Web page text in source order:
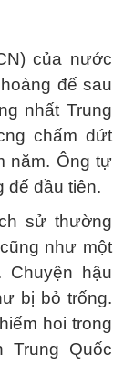
của nước
đế sau
nhất Trung
chấm dứt
năm. Ông tự
đế đầu tiên.
sử thường
như một
hậu
bị bỏ trống.
hoi trong
Trung Quốc